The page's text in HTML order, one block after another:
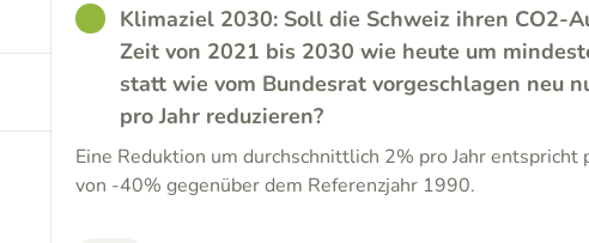
GOODKlimaziel 2030: Soll die Schweiz ihren CO2-
Zeit von 2021 bis 2030 wie heute um
statt wie vom Bundesrat vorgeschlagen neu
pro Jahr reduzieren?
Eine Reduktion um durchschnittlich 2% pro Jahr
von -40% gegenüber dem Referenzjahr 1990.